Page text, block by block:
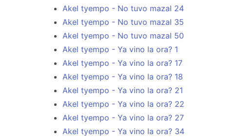
Akel tyempo - No tuvo mazal 24
Akel tyempo - No tuvo mazal 35
Akel tyempo - No tuvo mazal 50
Akel tyempo - Ya vino la ora? 1
Akel tyempo - Ya vino la ora? 17
Akel tyempo - Ya vino la ora? 18
Akel tyempo - Ya vino la ora? 21
Akel tyempo - Ya vino la ora? 22
Akel tyempo - Ya vino la ora? 27
Akel tyempo - Ya vino la ora? 34